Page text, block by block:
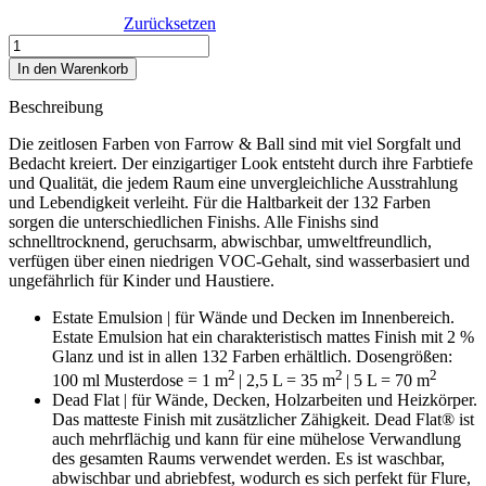
Zurücksetzen
Sudbury
Yellow
No.
51
In den Warenkorb
Beschreibung
Die zeitlosen Farben von Farrow & Ball sind mit viel Sorgfalt und
Bedacht kreiert. Der einzigartiger Look entsteht durch ihre Farbtiefe
und Qualität, die jedem Raum eine unvergleichliche Ausstrahlung
und Lebendigkeit verleiht. Für die Haltbarkeit der 132 Farben
sorgen die unterschiedlichen Finishs. Alle Finishs sind
schnelltrocknend, geruchsarm, abwischbar, umweltfreundlich,
verfügen über einen niedrigen VOC-Gehalt, sind wasserbasiert und
ungefährlich für Kinder und Haustiere.
Estate Emulsion | für Wände und Decken im Innenbereich.
Estate Emulsion hat ein charakteristisch mattes Finish mit 2 %
Glanz und ist in allen 132 Farben erhältlich. Dosengrößen:
100 ml Musterdose = 1 m2 | 2,5 L = 35 m2 | 5 L = 70 m2
Dead Flat | für Wände, Decken, Holzarbeiten und Heizkörper.
Das matteste Finish mit zusätzlicher Zähigkeit. Dead Flat® ist
auch mehrflächig und kann für eine mühelose Verwandlung
des gesamten Raums verwendet werden. Es ist waschbar,
abwischbar und abriebfest, wodurch es sich perfekt für Flure,